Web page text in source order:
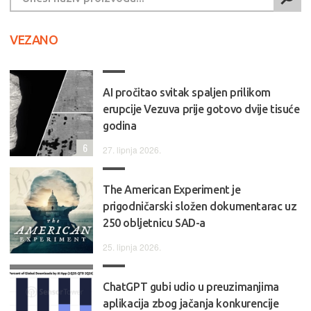
VEZANO
AI pročitao svitak spaljen prilikom
erupcije Vezuva prije gotovo dvije tisuće
godina
27. lipnja 2026.
6
The American Experiment je
prigodničarski složen dokumentarac uz
250 obljetnicu SAD-a
25. lipnja 2026.
ChatGPT gubi udio u preuzimanjima
aplikacija zbog jačanja konkurencije